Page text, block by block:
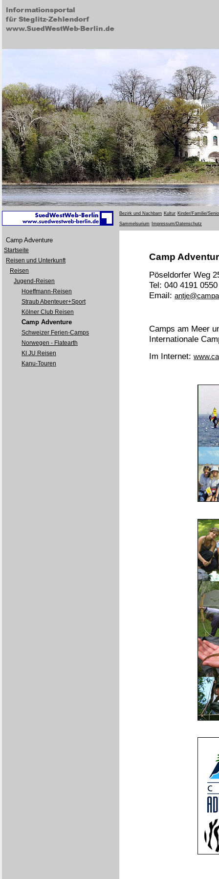
Bezirk und Nachbarn Kultur Kinder/Familie/
Sammelsurium Impressum/Datenschutz
Camp Adventure
Startseite
Reisen und Unterkunft
Reisen
Jugend-Reisen
Hoeffmann-Reisen
Straub Abenteuer+Sport
Kölner Club Reisen
Camp Adventure
Schweizer Ferien-Camps
Norwegen - Flatearth
KI JU Reisen
Kanu-Touren
Camp
Pöseldorfer Weg
Tel: 040 4191
Email:
Camps am Meer
Internationale
Im Internet: